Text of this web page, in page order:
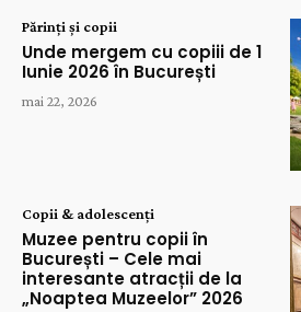
Părinți și copii
Unde mergem cu copiii de 1
Iunie 2026 în București
mai 22, 2026
Copii & adolescenți
Muzee pentru copii în
București – Cele mai
interesante atracții de la
„Noaptea Muzeelor” 2026